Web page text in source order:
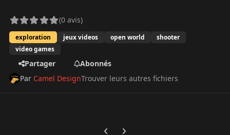
(0 avis)
exploration jeux videos open world
shooter
video games
Partager
Abonnés
Par Camel DesignTrouver leurs autres fichiers
Previous carousel slide
Next carousel slide